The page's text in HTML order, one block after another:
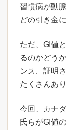
習慣病が動
どの引き金
ただ、GI値
るのかどう
ンス、証明
たくさんあ
今回、カナ
氏らがGI値